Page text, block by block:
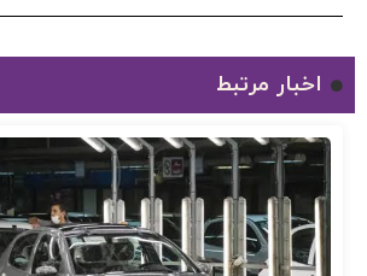
اخبار مرتبط